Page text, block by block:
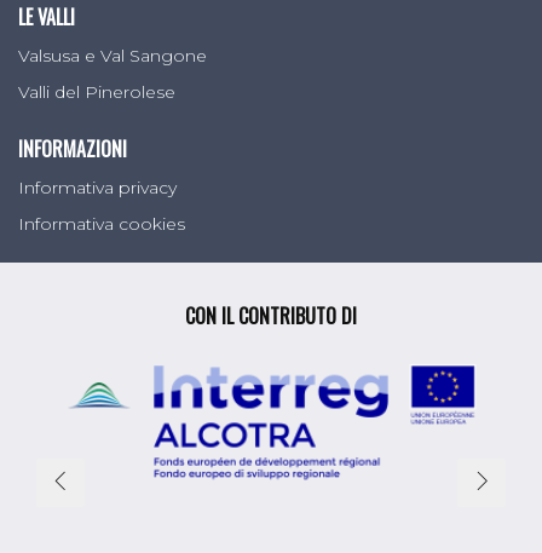
LE VALLI
Valsusa e Val Sangone
Valli del Pinerolese
INFORMAZIONI
Informativa privacy
Informativa cookies
CON IL CONTRIBUTO DI